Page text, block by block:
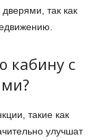
так как
кабину с
такие как
улучшат